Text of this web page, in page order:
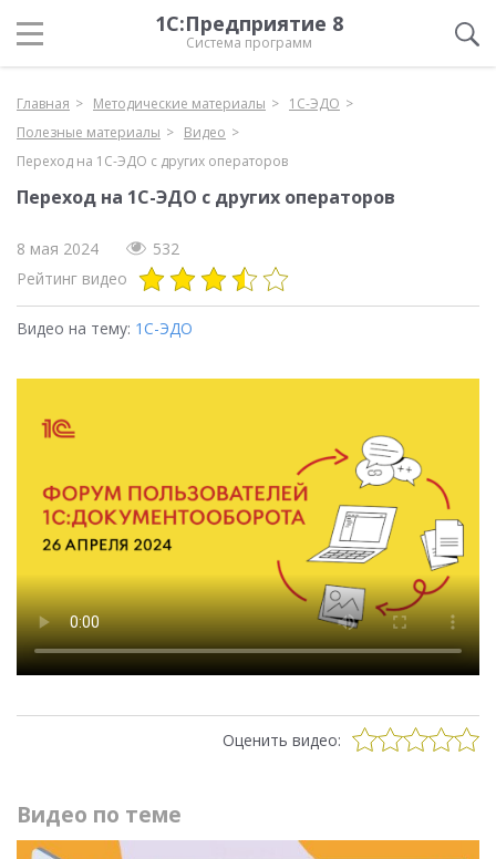
1С:Предприятие 8
Система программ
Главная Методические материалы
1С-ЭДО
Полезные материалы
Видео
Переход на 1С-ЭДО с других операторов
Переход на 1С-ЭДО с других операторов
8 мая 2024
532
Рейтинг видео
Видео на тему: 1С-ЭДО
Оценить видео:
Видео по теме